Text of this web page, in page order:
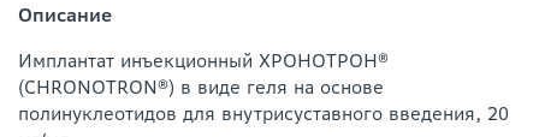
Описание
Имплантат инъекционный ХРОНОТРОН®
(CHRONOTRON®) в виде геля на основе
полинуклеотидов для внутрисуставного введения, 20